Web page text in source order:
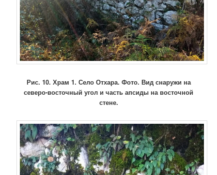
Рис. 10. Храм 1. Село Отхара. Фото. Вид снаружи на
северо-восточный угол и часть апсиды на восточной
стене.